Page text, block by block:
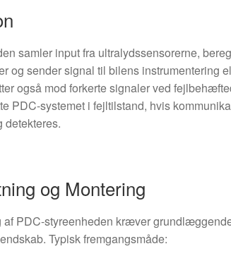
samler input fra ultralydssensorerne,
og sender signal til bilens instrumentering
også mod forkerte signaler ved
PDC-systemet i fejltilstand, hvis
detekteres.
og Montering
af PDC-styreenheden kræver
Typisk fremgangsmåde: